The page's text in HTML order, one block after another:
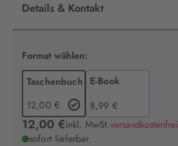
Details & Kontakt
Format wählen:
Taschenbuch
12,00 €
E-Book
8,99 €
12,00 €inkl. MwSt.versandkostenfrei
sofort lieferbar